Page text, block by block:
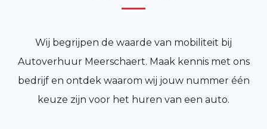
Wij begrijpen de waarde van mobiliteit bij
Autoverhuur Meerschaert. Maak kennis met ons
bedrijf en ontdek waarom wij jouw nummer één
keuze zijn voor het huren van een auto.